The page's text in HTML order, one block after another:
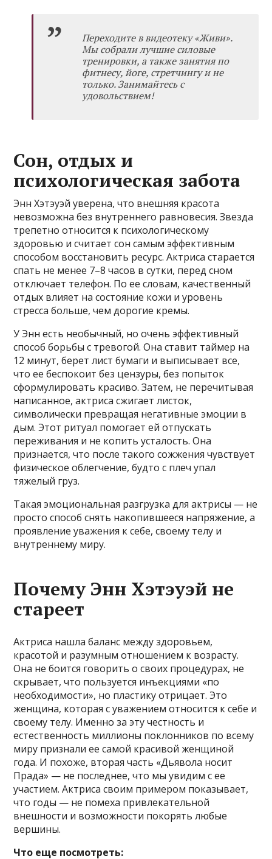
Переходите ввидеотеку «Живи».
Мы собрали лучшие силовые
тренировки, а также занятия по
фитнесу, йоге, стретчингу и не
только. Занимайтесь с
удовольствием!
Сон, отдых и
психологическая забота
Энн Хэтэуэй уверена, что внешняя красота
невозможна без внутреннего равновесия. Звезда
трепетно относится к психологическому
здоровью и считает сон самым эффективным
способом восстановить ресурс. Актриса старается
спать не менее 7–8 часов в сутки, перед сном
отключает телефон. По ее словам, качественный
отдых влияет на состояние кожи и уровень
стресса больше, чем дорогие кремы.
У Энн есть необычный, но очень эффективный
способ борьбы с тревогой. Она ставит таймер на
12 минут, берет лист бумаги и выписывает все,
что ее беспокоит без цензуры, без попыток
сформулировать красиво. Затем, не перечитывая
написанное, актриса сжигает листок,
символически превращая негативные эмоции в
дым. Этот ритуал помогает ей отпускать
переживания и не копить усталость. Она
признается, что после такого сожжения чувствует
физическое облегчение, будто с плеч упал
тяжелый груз.
Такая эмоциональная разгрузка для актрисы — не
просто способ снять накопившееся напряжение, а
проявление уважения к себе, своему телу и
внутреннему миру.
Почему Энн Хэтэуэй не
стареет
Актриса нашла баланс между здоровьем,
красотой и разумным отношением к возрасту.
Она не боится говорить о своих процедурах, не
скрывает, что пользуется инъекциями «по
необходимости», но пластику отрицает. Это
женщина, которая с уважением относится к себе и
своему телу. Именно за эту честность и
естественность миллионы поклонников по всему
миру признали ее самой красивой женщиной
года. И похоже, вторая часть «Дьявола носит
Прада» — не последнее, что мы увидим с ее
участием. Актриса своим примером показывает,
что годы — не помеха привлекательной
внешности и возможности покорять любые
вершины.
Что еще посмотреть: